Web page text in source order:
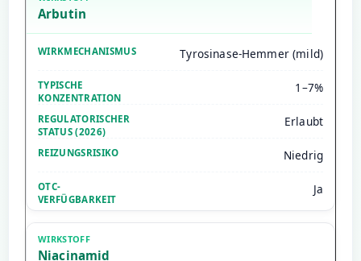
Arbutin
Tyrosinase-Hemmer (mild)
1–7%
Erlaubt
Niedrig
Ja
Niacinamid